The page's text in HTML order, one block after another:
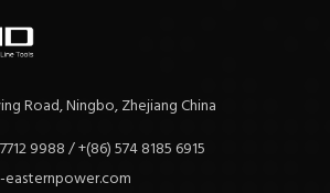
Road, Ningbo, Zhejiang China
9988 / +(86) 574 8185 6915
easternpower.com